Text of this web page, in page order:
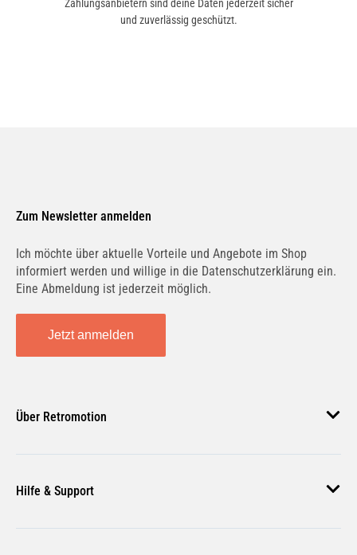
Zahlungsanbietern sind deine Daten jederzeit sicher
und zuverlässig geschützt.
Zum Newsletter anmelden
Ich möchte über aktuelle Vorteile und Angebote im Shop
informiert werden und willige in die Datenschutzerklärung ein.
Eine Abmeldung ist jederzeit möglich.
Jetzt anmelden
Über Retromotion
Unsere Jobs
Magazin
Hilfe & Support